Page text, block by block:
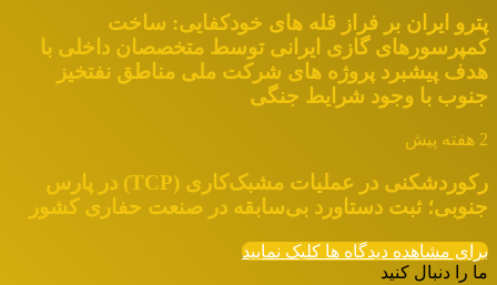
پترو ایران بر فراز قله های خودکفایی: ساخت
کمپرسورهای گازی ایرانی توسط متخصصان داخلی با
هدف پیشبرد پروژه های شرکت ملی مناطق نفتخیز
جنوب با وجود شرایط جنگی
2 هفته پیش
رکوردشکنی در عملیات مشبک‌کاری (TCP) در پارس
جنوبی؛ ثبت دستاورد بی‌سابقه در صنعت حفاری کشور
برای مشاهده دیدگاه ها کلیک نمایید
ما را دنبال کنید